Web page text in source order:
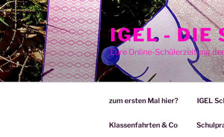
Zum
Inhalt
springen
IGEL - DIE
Eure Online-Schülerzeitung
zum ersten Mal hier? IGEL
Klassenfahrten & Co